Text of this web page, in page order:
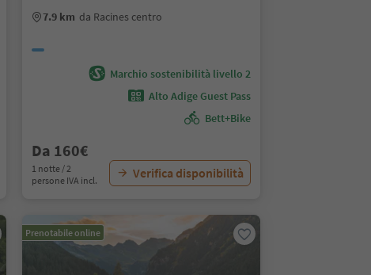
7.9 km da Racines centro
Marchio sostenibilità livello 2
Alto Adige Guest Pass
Bett+Bike
Da 160€
1 notte / 2
persone IVA incl.
Verifica disponibilità
Prenotabile online